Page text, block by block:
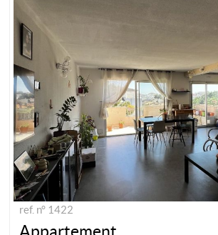
ref. n° 1422